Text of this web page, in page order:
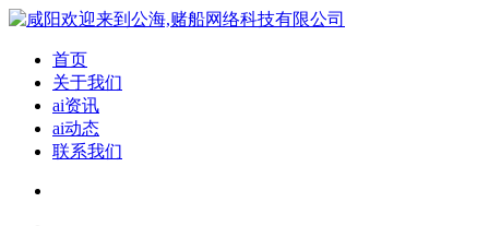
首页
关于我们
ai资讯
ai动态
联系我们